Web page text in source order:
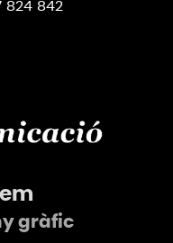
824 842
gràfic